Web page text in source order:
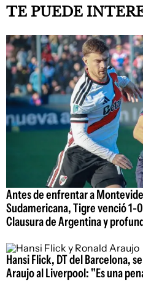
TE PUEDE
Antes de enfrentar a
Sudamericana, Tigre venció 1-
Clausura de Argentina y
Hansi Flick, DT del Barcelona,
Araujo al Liverpool: "Es una